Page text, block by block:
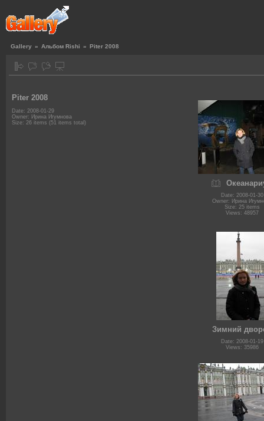
Gallery » Альбом Rishi » Piter 2008
Piter 2008
Date: 2008-01-29
Owner: Ирина Игумнова
Size: 26 items (51 items total)
Date: 2008-01-30
Owner: Ирина
Size: 25 items
Views: 48957
Зимний
Date: 2008-01-19
Views: 35986